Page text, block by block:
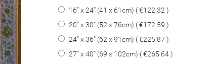
16" x 24" (41 x 61cm) ( €122.32 )
20" x 30" (52 x 76cm) ( €172.59 )
24" x 36" (62 x 91cm) ( €225.87 )
27" x 40" (69 x 102cm) ( €265.64 )